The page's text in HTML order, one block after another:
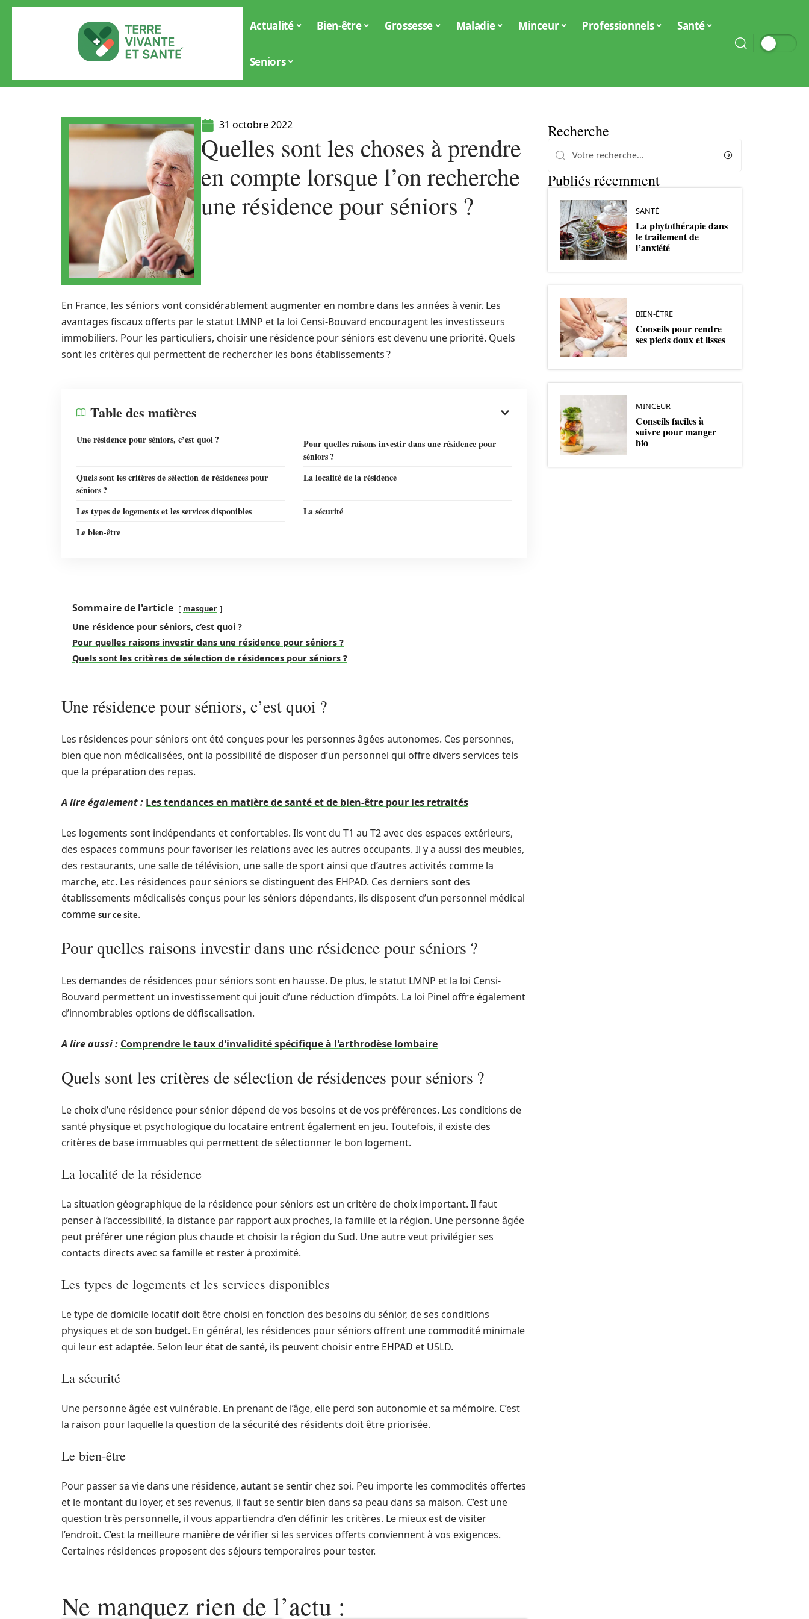
Actualité Bien-être Grossesse Maladie Minceur Professionnels Santé
Seniors
31 octobre 2022
Quelles sont les choses à prendre
en compte lorsque l’on recherche
une résidence pour séniors ?
En France, les séniors vont considérablement augmenter en nombre dans les années à venir. Les
avantages fiscaux offerts par le statut LMNP et la loi Censi-Bouvard encouragent les investisseurs
immobiliers. Pour les particuliers, choisir une résidence pour séniors est devenu une priorité. Quels
sont les critères qui permettent de rechercher les bons établissements ?
Table des matières
Une résidence pour séniors, c’est quoi ?
Pour quelles raisons investir dans une résidence pour
séniors ?
Quels sont les critères de sélection de résidences pour
séniors ?
La localité de la résidence
Les types de logements et les services disponibles
La sécurité
Le bien-être
Sommaire de l'article masquer
Une résidence pour séniors, c’est quoi ?
Pour quelles raisons investir dans une résidence pour séniors ?
Quels sont les critères de sélection de résidences pour séniors ?
Une résidence pour séniors, c’est quoi ?
Les résidences pour séniors ont été conçues pour les personnes âgées autonomes. Ces personnes,
bien que non médicalisées, ont la possibilité de disposer d’un personnel qui offre divers services tels
que la préparation des repas.
A lire également : Les tendances en matière de santé et de bien-être pour les retraités
Les logements sont indépendants et confortables. Ils vont du T1 au T2 avec des espaces extérieurs,
des espaces communs pour favoriser les relations avec les autres occupants. Il y a aussi des meubles,
des restaurants, une salle de télévision, une salle de sport ainsi que d’autres activités comme la
marche, etc. Les résidences pour séniors se distinguent des EHPAD. Ces derniers sont des
établissements médicalisés conçus pour les séniors dépendants, ils disposent d’un personnel médical
comme sur ce site.
Pour quelles raisons investir dans une résidence pour séniors ?
Les demandes de résidences pour séniors sont en hausse. De plus, le statut LMNP et la loi Censi-
Bouvard permettent un investissement qui jouit d’une réduction d’impôts. La loi Pinel offre également
d’innombrables options de défiscalisation.
A lire aussi : Comprendre le taux d'invalidité spécifique à l'arthrodèse lombaire
Quels sont les critères de sélection de résidences pour séniors ?
Le choix d’une résidence pour sénior dépend de vos besoins et de vos préférences. Les conditions de
santé physique et psychologique du locataire entrent également en jeu. Toutefois, il existe des
critères de base immuables qui permettent de sélectionner le bon logement.
La localité de la résidence
La situation géographique de la résidence pour séniors est un critère de choix important. Il faut
penser à l’accessibilité, la distance par rapport aux proches, la famille et la région. Une personne âgée
peut préférer une région plus chaude et choisir la région du Sud. Une autre veut privilégier ses
contacts directs avec sa famille et rester à proximité.
Les types de logements et les services disponibles
Le type de domicile locatif doit être choisi en fonction des besoins du sénior, de ses conditions
physiques et de son budget. En général, les résidences pour séniors offrent une commodité minimale
qui leur est adaptée. Selon leur état de santé, ils peuvent choisir entre EHPAD et USLD.
La sécurité
Une personne âgée est vulnérable. En prenant de l’âge, elle perd son autonomie et sa mémoire. C’est
la raison pour laquelle la question de la sécurité des résidents doit être priorisée.
Le bien-être
Pour passer sa vie dans une résidence, autant se sentir chez soi. Peu importe les commodités offertes
et le montant du loyer, et ses revenus, il faut se sentir bien dans sa peau dans sa maison. C’est une
question très personnelle, il vous appartiendra d’en définir les critères. Le mieux est de visiter
l’endroit. C’est la meilleure manière de vérifier si les services offerts conviennent à vos exigences.
Certaines résidences proposent des séjours temporaires pour tester.
Ne manquez rien de l’actu :
Recherche
Publiés récemment
SANTÉ
La phytothérapie dans
le traitement de
l’anxiété
BIEN-ÊTRE
Conseils pour rendre
ses pieds doux et lisses
MINCEUR
Conseils faciles à
suivre pour manger
bio